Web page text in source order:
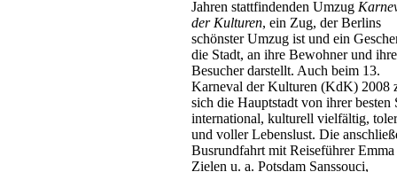
Jahren stattfindenden Umzug
der Kulturen, ein Zug, der Berlins
schönster Umzug ist und ein
die Stadt, an ihre Bewohner und ihre
Besucher darstellt. Auch beim 13.
Karneval der Kulturen (KdK) 2008
sich die Hauptstadt von ihrer besten
international, kulturell vielfältig,
und voller Lebenslust. Die
Busrundfahrt mit Reiseführer
Zielen u. a. Potsdam Sanssouci,